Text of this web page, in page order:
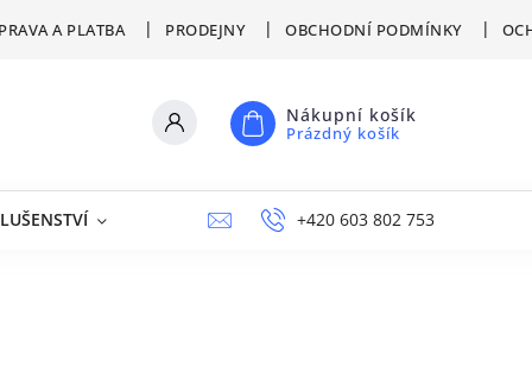
A PLATBA PRODEJNY OBCHODNÍ PODMÍNKY
Nákupní košík
Prázdný košík
VÝPRODEJ NAPIŠTE NÁM
+420 603 802 753